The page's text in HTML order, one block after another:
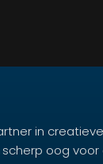
in
oog